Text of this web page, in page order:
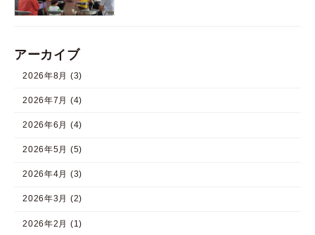
アーカイブ
2026年8月 (3)
2026年7月 (4)
2026年6月 (4)
2026年5月 (5)
2026年4月 (3)
2026年3月 (2)
2026年2月 (1)